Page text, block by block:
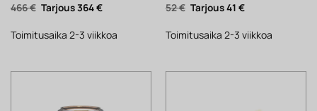
466€ Alkuperäinen
hinta
466 €.
364€Nykyinen
364 €.
Toimitusaika 2-3 viikkoa
52€ Alkuperäinen
hinta
52 €.
41 €Nykyinen
41 €.
Toimitusaika 2-3 viikkoa